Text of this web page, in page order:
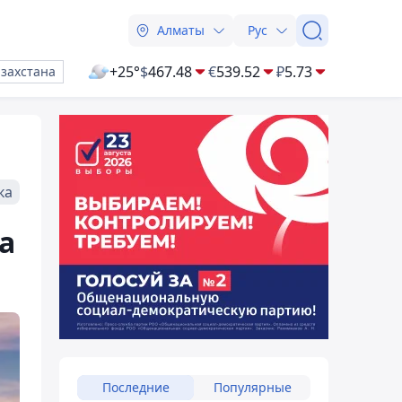
Алматы Рус
+25°$467.48 €539.52 ₽5.73
Последние Популярные